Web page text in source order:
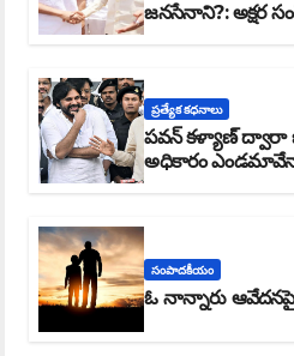
జనసేనాని?: అక్షర
ప్రత్యేక కధనాలు
పవన్ కళ్యాణ్ ద్వారా
అధికారం ఎండమావేనా:
సంపాదకీయం
ఓ నాన్నారు ఆవేదనపై